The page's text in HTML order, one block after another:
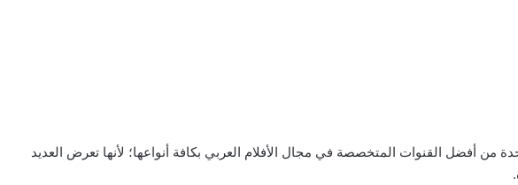
من أفضل القنوات المتخصصة في مجال الأفلام العربي بكافة أنواعها؛ لأنها تعرض العديد